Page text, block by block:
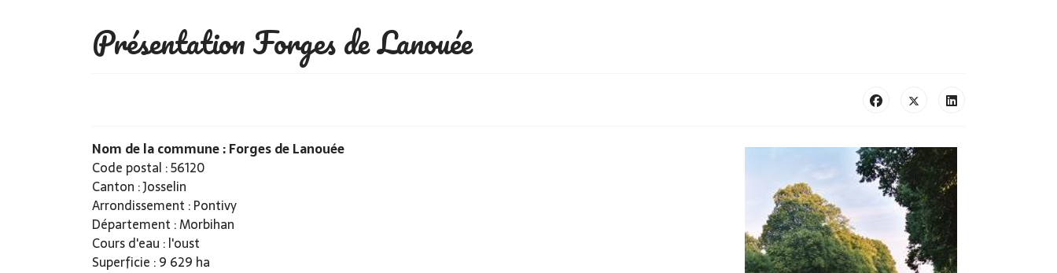
Présentation Forges de Lanouée
Nom de la commune : Forges de Lanouée
Code postal : 56120
Canton : Josselin
Arrondissement : Pontivy
Département : Morbihan
Cours d'eau : l'oust
Superficie : 9 629 ha